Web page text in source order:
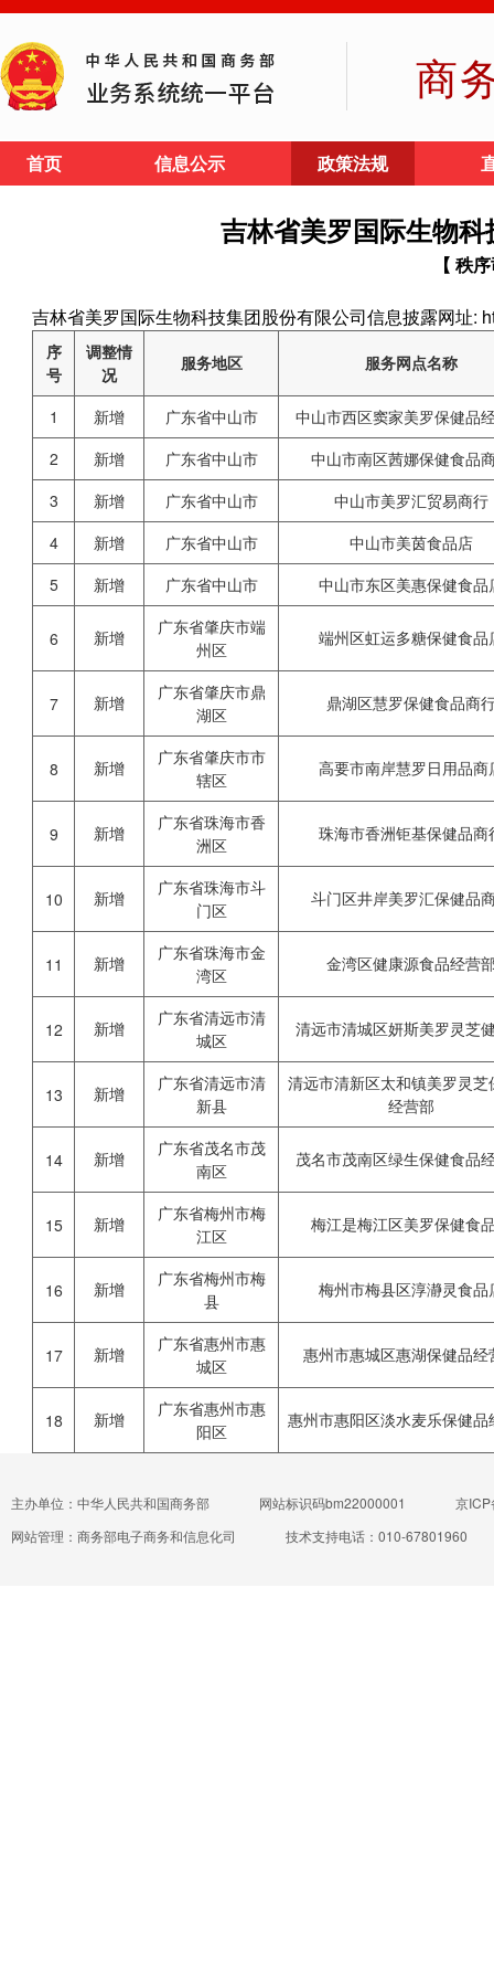
商
首页 信息公示 政策法规
吉林省美罗国际生物
【 秩
吉林省美罗国际生物科技集团股份有限公司信息披露网址:
序
号
调整情
况
服务地区 服务网点名称
1 新增 广东省中山市
中山市西区窦家美罗保健品
2
新增 广东省中山市
中山市南区茜娜保健食品
3
新增 广东省中山市
中山市美罗汇贸易商行
4
新增 广东省中山市
中山市美茵食品店
5
新增 广东省中山市 中山市东区美惠保健食品
6 新增
广东省肇庆市端
州区
端州区虹运多糖保健食品
7 新增
广东省肇庆市鼎
湖区
鼎湖区慧罗保健食品商
8 新增
广东省肇庆市市
辖区
高要市南岸慧罗日用品商
9 新增
广东省珠海市香
洲区
珠海市香洲钜基保健品商
10 新增
广东省珠海市斗
门区
斗门区井岸美罗汇保健品
11 新增
广东省珠海市金
湾区
金湾区健康源食品经营
12 新增
广东省清远市清
城区
清远市清城区妍斯美罗灵芝
13 新增
广东省清远市清
新县
清远市清新区太和镇美罗灵芝
经营部
14 新增
广东省茂名市茂
南区
茂名市茂南区绿生保健食品
15 新增
广东省梅州市梅
江区
梅江是梅江区美罗保健食
16 新增
广东省梅州市梅
县
梅州市梅县区淳瀞灵食品
17 新增
广东省惠州市惠
城区
惠州市惠城区惠湖保健品经
18 新增
广东省惠州市惠
阳区
惠州市惠阳区淡水麦乐保健品
主办单位：中华人民共和国商务部 网站标识码bm22000001
京
网站管理：商务部电子商务和信息化司
技术支持电话：010-67801960